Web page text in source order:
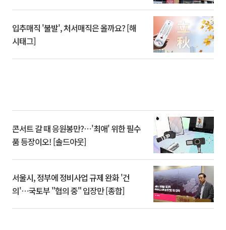
입추매직 '불발', 처서매직은 올까요? [해
시태그]
콘서트 갈 때 응원봉만?⋯'최애' 위한 필수
품 등장이오! [솔드아웃]
서울시, 정부에 정비사업 규제 완화 '건
의'⋯국토부 "협의 중" 입장만 [종합]